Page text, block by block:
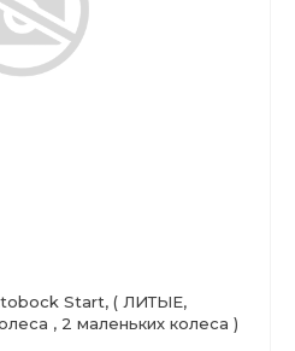
Start, ( ЛИТЫЕ,
, 2 маленьких колеса )